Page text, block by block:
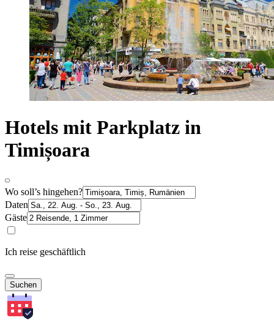
Hotels mit Parkplatz in
Timișoara
Wo soll’s hingehen?
Daten
Gäste
Ich reise geschäftlich
Suchen